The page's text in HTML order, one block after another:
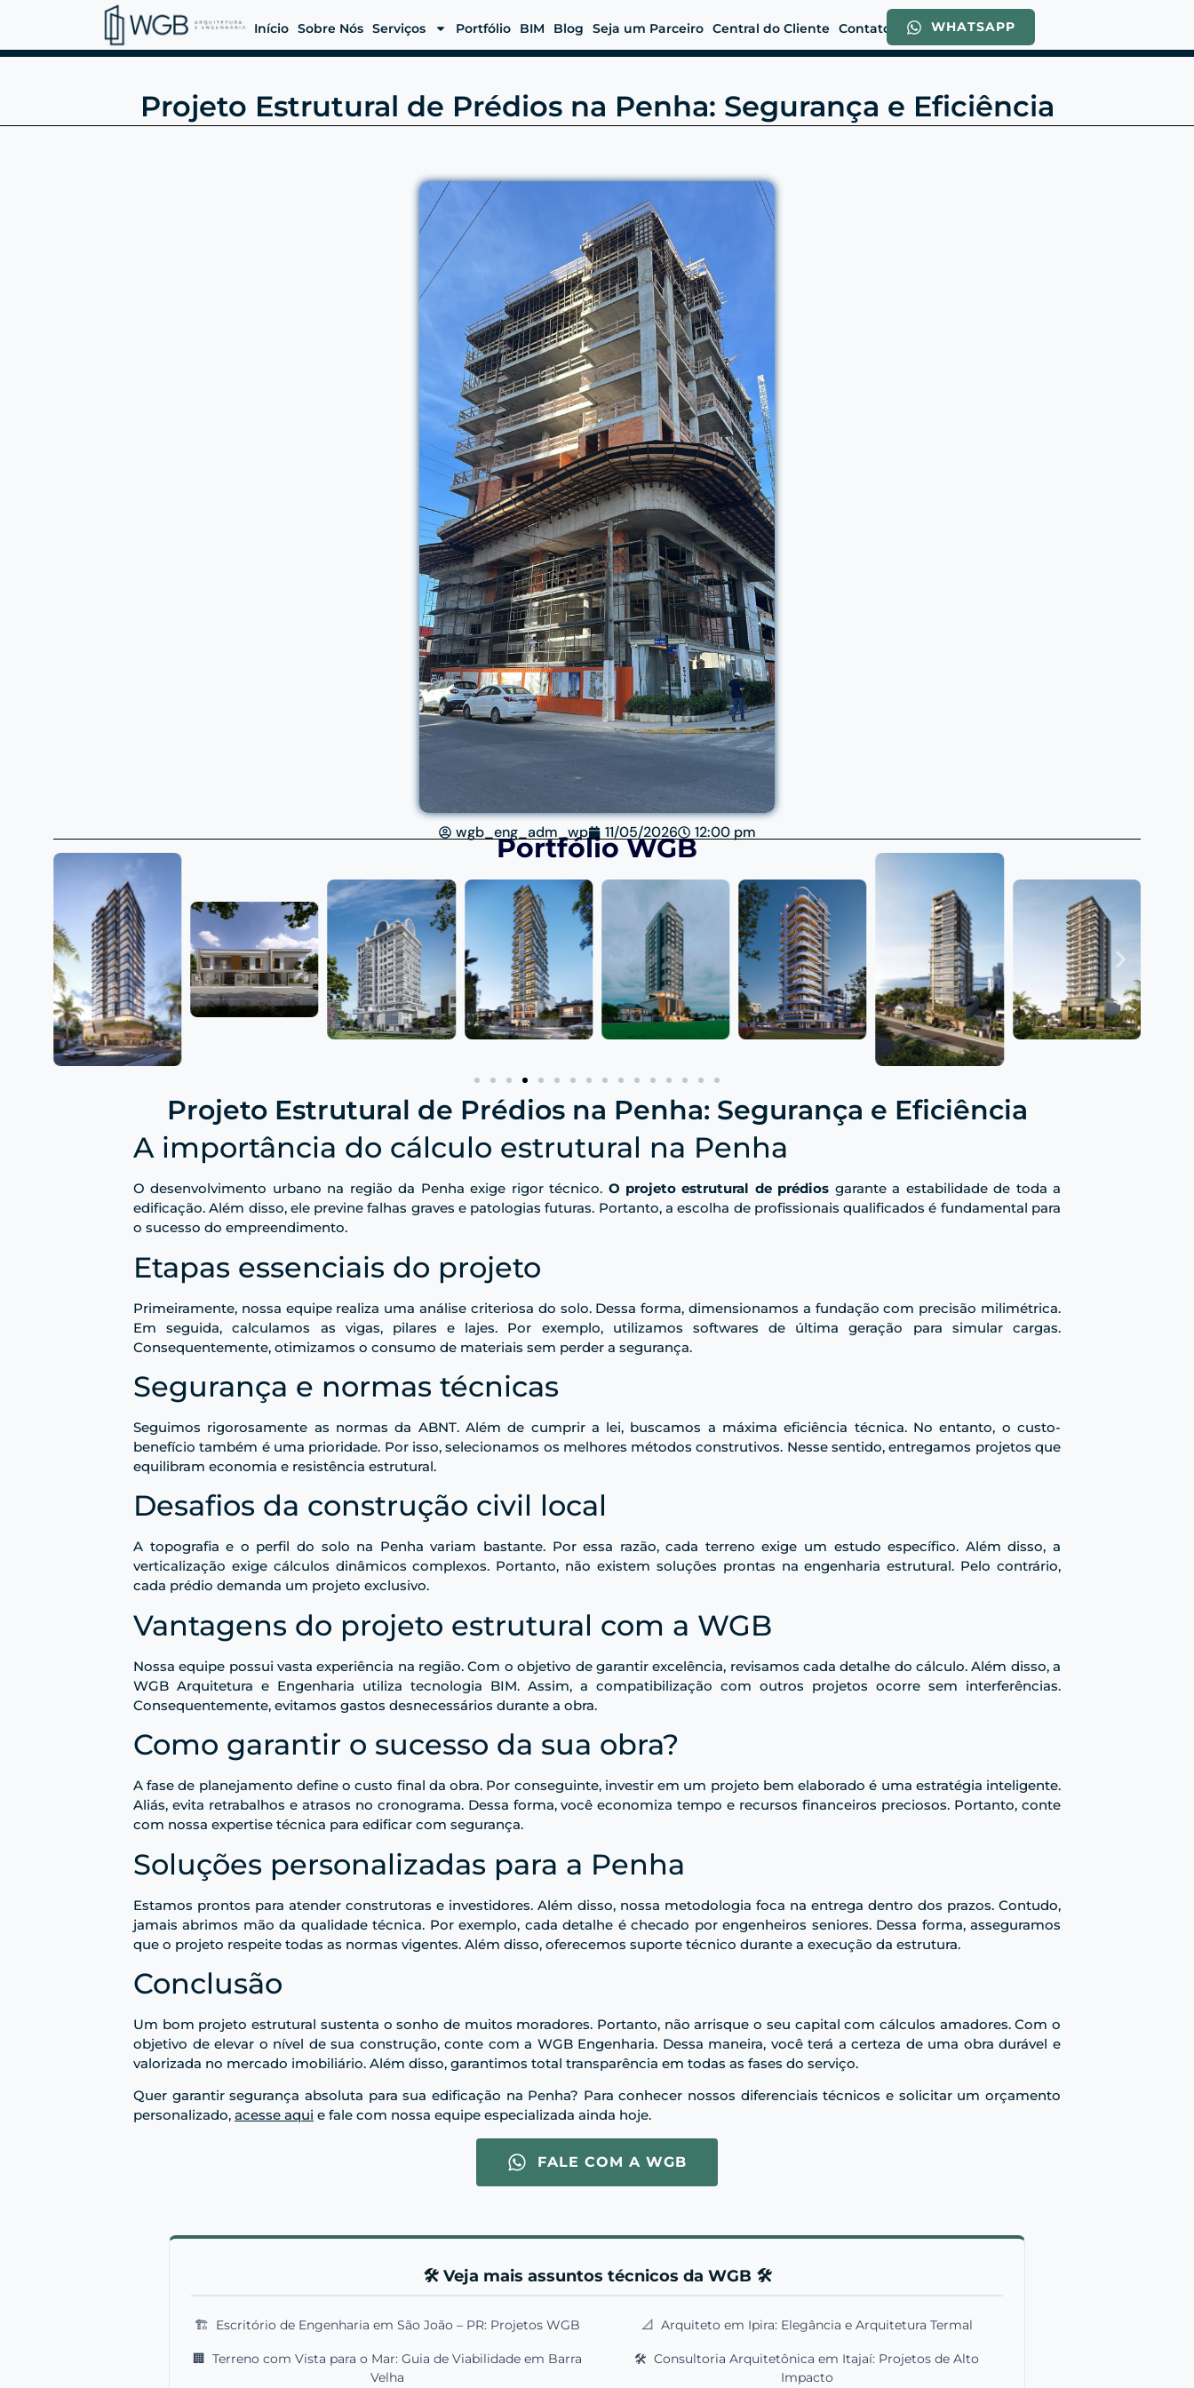
Início Sobre Nós Serviços Portfólio BIM Blog Seja um Parceiro Central do Cliente Contato WHATSAPP
Projeto Estrutural de Prédios na Penha: Segurança e Eficiência
wgb_eng_adm_wp 11/05/2026 12:00 pm
Portfólio WGB
Projeto Estrutural de Prédios na Penha: Segurança e Eficiência
A importância do cálculo estrutural na Penha
O desenvolvimento urbano na região da Penha exige rigor técnico. O projeto estrutural de prédios garante a estabilidade de toda a
edificação. Além disso, ele previne falhas graves e patologias futuras. Portanto, a escolha de profissionais qualificados é fundamental para
o sucesso do empreendimento.
Etapas essenciais do projeto
Primeiramente, nossa equipe realiza uma análise criteriosa do solo. Dessa forma, dimensionamos a fundação com precisão milimétrica.
Em seguida, calculamos as vigas, pilares e lajes. Por exemplo, utilizamos softwares de última geração para simular cargas.
Consequentemente, otimizamos o consumo de materiais sem perder a segurança.
Segurança e normas técnicas
Seguimos rigorosamente as normas da ABNT. Além de cumprir a lei, buscamos a máxima eficiência técnica. No entanto, o custo-
benefício também é uma prioridade. Por isso, selecionamos os melhores métodos construtivos. Nesse sentido, entregamos projetos que
equilibram economia e resistência estrutural.
Desafios da construção civil local
A topografia e o perfil do solo na Penha variam bastante. Por essa razão, cada terreno exige um estudo específico. Além disso, a
verticalização exige cálculos dinâmicos complexos. Portanto, não existem soluções prontas na engenharia estrutural. Pelo contrário,
cada prédio demanda um projeto exclusivo.
Vantagens do projeto estrutural com a WGB
Nossa equipe possui vasta experiência na região. Com o objetivo de garantir excelência, revisamos cada detalhe do cálculo. Além disso, a
WGB Arquitetura e Engenharia utiliza tecnologia BIM. Assim, a compatibilização com outros projetos ocorre sem interferências.
Consequentemente, evitamos gastos desnecessários durante a obra.
Como garantir o sucesso da sua obra?
A fase de planejamento define o custo final da obra. Por conseguinte, investir em um projeto bem elaborado é uma estratégia inteligente.
Aliás, evita retrabalhos e atrasos no cronograma. Dessa forma, você economiza tempo e recursos financeiros preciosos. Portanto, conte
com nossa expertise técnica para edificar com segurança.
Soluções personalizadas para a Penha
Estamos prontos para atender construtoras e investidores. Além disso, nossa metodologia foca na entrega dentro dos prazos. Contudo,
jamais abrimos mão da qualidade técnica. Por exemplo, cada detalhe é checado por engenheiros seniores. Dessa forma, asseguramos
que o projeto respeite todas as normas vigentes. Além disso, oferecemos suporte técnico durante a execução da estrutura.
Conclusão
Um bom projeto estrutural sustenta o sonho de muitos moradores. Portanto, não arrisque o seu capital com cálculos amadores. Com o
objetivo de elevar o nível de sua construção, conte com a WGB Engenharia. Dessa maneira, você terá a certeza de uma obra durável e
valorizada no mercado imobiliário. Além disso, garantimos total transparência em todas as fases do serviço.
Quer garantir segurança absoluta para sua edificação na Penha? Para conhecer nossos diferenciais técnicos e solicitar um orçamento
personalizado, acesse aqui e fale com nossa equipe especializada ainda hoje.
FALE COM A WGB
🛠️ Veja mais assuntos técnicos da WGB 🛠️
🏗️ Escritório de Engenharia em São João – PR: Projetos WGB 📐 Arquiteto em Ipira: Elegância e Arquitetura Termal
🏢 Terreno com Vista para o Mar: Guia de Viabilidade em Barra
Velha
🛠️ Consultoria Arquitetônica em Itajaí: Projetos de Alto
Impacto